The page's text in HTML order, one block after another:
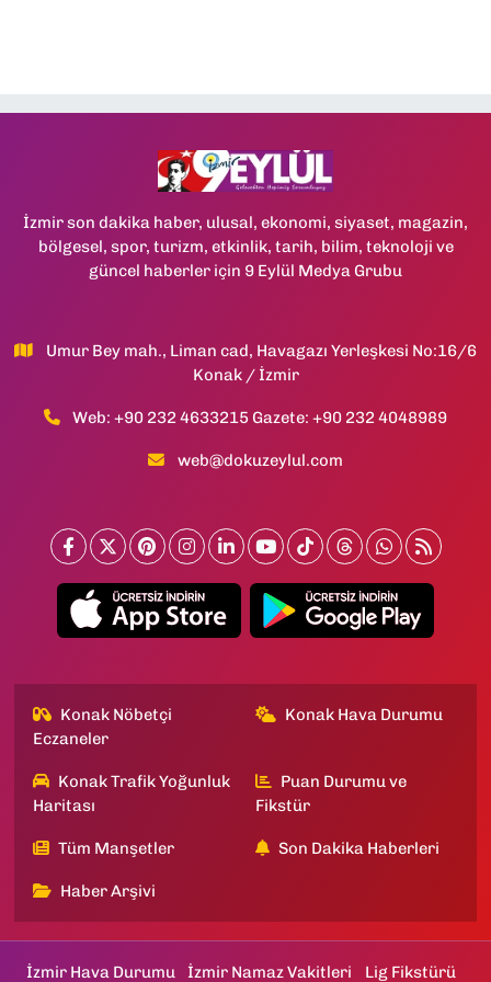
İzmir son dakika haber, ulusal, ekonomi, siyaset, magazin,
bölgesel, spor, turizm, etkinlik, tarih, bilim, teknoloji ve
güncel haberler için 9 Eylül Medya Grubu
Umur Bey mah., Liman cad, Havagazı Yerleşkesi No:16/6
Konak / İzmir
Web: +90 232 4633215 Gazete: +90 232 4048989
web@dokuzeylul.com
Konak Nöbetçi
Eczaneler
Konak Hava Durumu
Konak Trafik Yoğunluk
Haritası
Puan Durumu ve
Fikstür
Tüm Manşetler Son Dakika Haberleri
Haber Arşivi
İzmir Hava Durumu İzmir Namaz Vakitleri Lig Fikstürü